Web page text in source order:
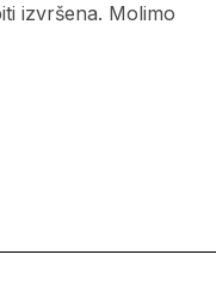
izvršena. Molimo